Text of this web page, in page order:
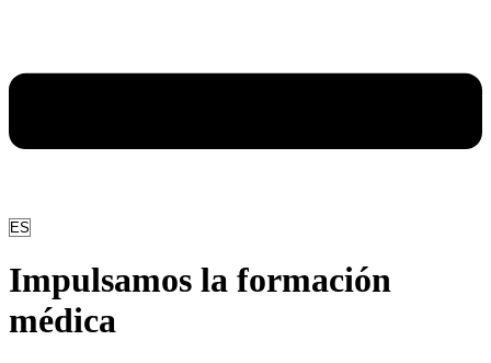
Elegir
idioma
Impulsamos la formación
médica